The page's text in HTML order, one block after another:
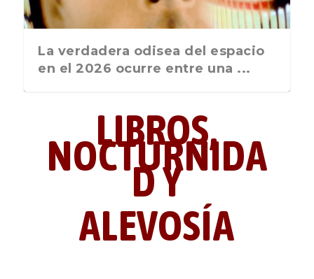
La última postal de la temporada
nos recuerda que nos vamos ...
La verdadera odisea del espacio
en el 2026 ocurre entre una ...
LIBROS,
NOCTURNIDA
D Y
ALEVOSÍA